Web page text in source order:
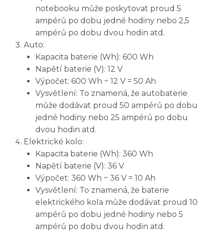
notebooku může poskytovat proud 5
ampérů po dobu jedné hodiny nebo 2,5
ampérů po dobu dvou hodin atd.
Auto:
Kapacita baterie (Wh): 600 Wh
Napětí baterie (V): 12 V
Výpočet: 600 Wh ÷ 12 V = 50 Ah
Vysvětlení: To znamená, že autobaterie
může dodávat proud 50 ampérů po dobu
jedné hodiny nebo 25 ampérů po dobu
dvou hodin atd.
Elektrické kolo:
Kapacita baterie (Wh): 360 Wh
Napětí baterie (V): 36 V
Výpočet: 360 Wh ÷ 36 V = 10 Ah
Vysvětlení: To znamená, že baterie
elektrického kola může dodávat proud 10
ampérů po dobu jedné hodiny nebo 5
ampérů po dobu dvou hodin atd.